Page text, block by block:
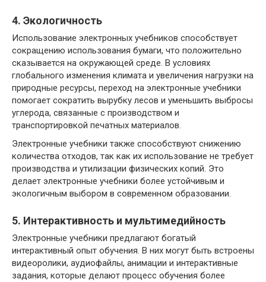
4. Экологичность
Использование электронных учебников способствует
сокращению использования бумаги, что положительно
сказывается на окружающей среде. В условиях
глобального изменения климата и увеличения нагрузки на
природные ресурсы, переход на электронные учебники
помогает сократить вырубку лесов и уменьшить выбросы
углерода, связанные с производством и
транспортировкой печатных материалов.
Электронные учебники также способствуют снижению
количества отходов, так как их использование не требует
производства и утилизации физических копий. Это
делает электронные учебники более устойчивым и
экологичным выбором в современном образовании.
5. Интерактивность и мультимедийность
Электронные учебники предлагают богатый
интерактивный опыт обучения. В них могут быть встроены
видеоролики, аудиофайлы, анимации и интерактивные
задания, которые делают процесс обучения более